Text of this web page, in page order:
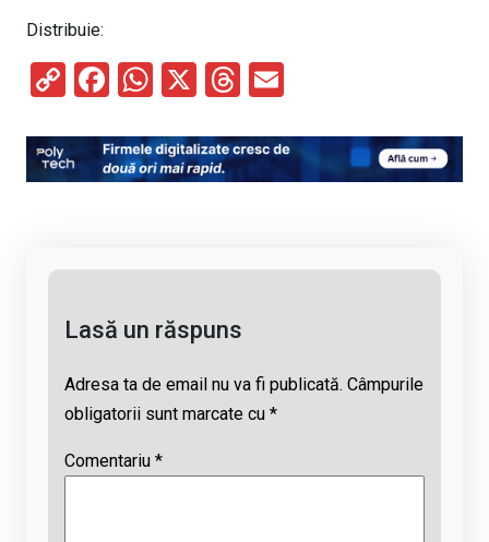
Distribuie:
C
py
Li
F
ce
b
W
at
s
X
T
e
a
ail
Lasă un răspuns
Adresa ta de email nu va fi publicată. Câmpurile
obligatorii sunt marcate cu *
Comentariu *